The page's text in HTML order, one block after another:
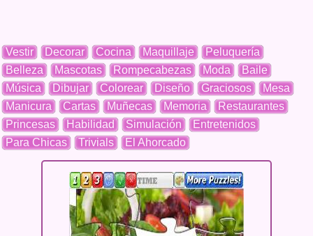
Vestir Decorar Cocina Maquillaje
Peluquería
Belleza
Mascotas Rompecabezas Moda
Baile
Música
Dibujar Colorear Diseño Graciosos
Mesa
Manicura
Cartas Muñecas Memoria
Restaurantes
Princesas
Habilidad Simulación
Entretenidos
Para Chicas
Trivials El Ahorcado